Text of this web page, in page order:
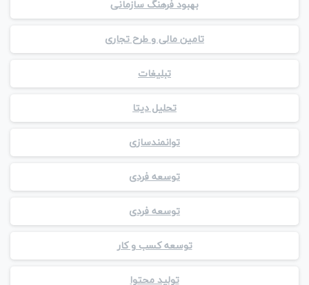
بهبود فرهنگ سازمانی
تامین مالی و طرح تجاری
تبلیغات
تحلیل دیتا
توانمندسازی
توسعه فردی
توسعه فردی
توسعه کسب و کار
تولید محتوا